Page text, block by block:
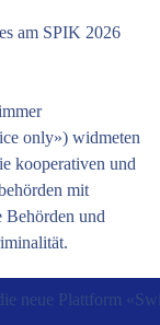
am SPIK 2026
only») widmeten
kooperativen und
mit
Behörden und